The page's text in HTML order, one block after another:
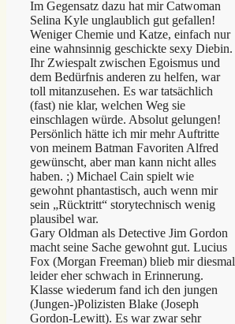
Im Gegensatz dazu hat mir Catwoman
Selina Kyle unglaublich gut gefallen!
Weniger Chemie und Katze, einfach nur
eine wahnsinnig geschickte sexy Diebin.
Ihr Zwiespalt zwischen Egoismus und
dem Bedürfnis anderen zu helfen, war
toll mitanzusehen. Es war tatsächlich
(fast) nie klar, welchen Weg sie
einschlagen würde. Absolut gelungen!
Persönlich hätte ich mir mehr Auftritte
von meinem Batman Favoriten Alfred
gewünscht, aber man kann nicht alles
haben. ;) Michael Cain spielt wie
gewohnt phantastisch, auch wenn mir
sein „Rücktritt“ storytechnisch wenig
plausibel war.
Gary Oldman als Detective Jim Gordon
macht seine Sache gewohnt gut. Lucius
Fox (Morgan Freeman) blieb mir diesmal
leider eher schwach in Erinnerung.
Klasse wiederum fand ich den jungen
(Jungen-)Polizisten Blake (Joseph
Gordon-Lewitt). Es war zwar sehr